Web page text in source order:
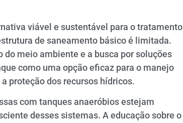
viável e sustentável para o tratamento
de saneamento básico é limitada.
do meio ambiente e a busca por soluções
como uma opção eficaz para o manejo
proteção dos recursos hídricos.
com tanques anaeróbios estejam
desses sistemas. A educação sobre o